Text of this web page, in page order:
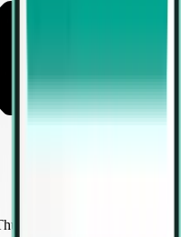
Sep 17